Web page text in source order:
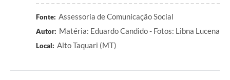
Fonte: Assessoria de Comunicação Social
Autor: Matéria: Eduardo Candido - Fotos: Libna Lucena
Local: Alto Taquari (MT)